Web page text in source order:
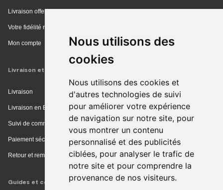
Nous utilisons des
cookies
Nous utilisons des cookies et
d'autres technologies de suivi
pour améliorer votre expérience
de navigation sur notre site, pour
vous montrer un contenu
personnalisé et des publicités
ciblées, pour analyser le trafic de
notre site et pour comprendre la
provenance de nos visiteurs.
Livraison offerte en magasin
Votre fidélité récompensée
Mon compte
Livraison et achat
Livraison
Livraison en Europe
Suivi de commande
Paiement sécurisé
Retour et remboursement
Guides et conseils